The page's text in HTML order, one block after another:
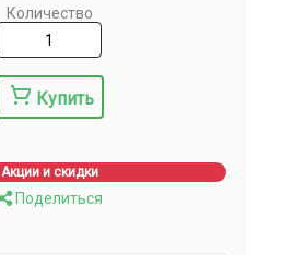
Количество
Купить
Акции и скидки
Поделиться